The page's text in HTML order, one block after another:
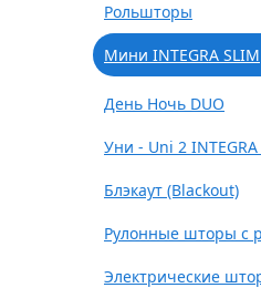
Рольшторы
Мини INTEGRA SLIM
День Ночь DUO
Уни - Uni 2 INTEGRA
Блэкаут (Blackout)
Рулонные шторы с
Электрические